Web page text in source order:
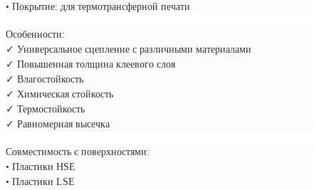
• Покрытие: для термотрансферной печати
Особенности:
✓ Универсальное сцепление с различными материалами
✓ Повышенная толщина клеевого слоя
✓ Влагостойкость
✓ Химическая стойкость
✓ Термостойкость
✓ Равномерная высечка
Совместимость с поверхностями:
• Пластики HSE
• Пластики LSE